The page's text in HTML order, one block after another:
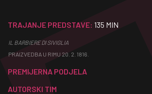
TRAJANJE PREDSTAVE: 135 MIN
IL BARBIERE DI SIVIGLIA
PRAIZVEDBA U RIMU 20. 2. 1816.
PREMIJERNA PODJELA
AUTORSKI TIM